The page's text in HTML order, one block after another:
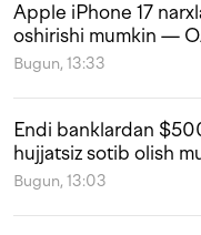
Apple iPhone 17
oshirishi mumkin —
Bugun, 13:33
Endi banklardan
hujjatsiz sotib olish
Bugun, 13:03